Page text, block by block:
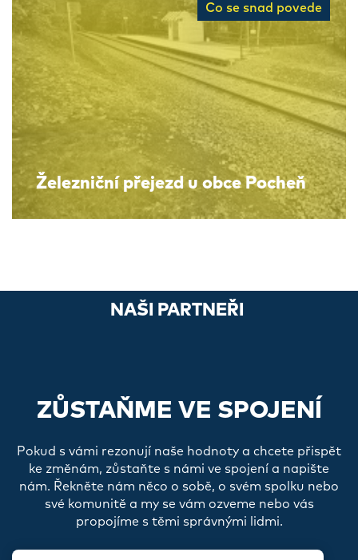
Co se snad povede
Železniční přejezd u obce Pocheň
NAŠI PARTNEŘI
ZŮSTAŇME VE SPOJENÍ
Pokud s vámi rezonují naše hodnoty a chcete přispět
ke změnám, zůstaňte s námi ve spojení a napište
nám. Řekněte nám něco o sobě, o svém spolku nebo
své komunitě a my se vám ozveme nebo vás
propojíme s těmi správnými lidmi.